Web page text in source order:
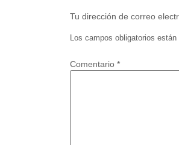
Tu dirección de correo
Los campos obligatorios
Comentario *